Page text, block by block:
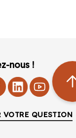
nous !
VOTRE QUESTION